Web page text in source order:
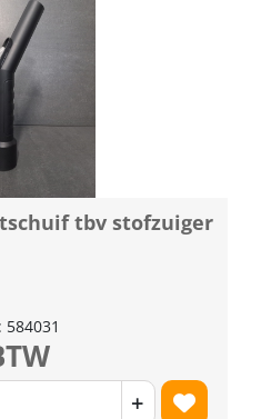
tbv stofzuiger
+